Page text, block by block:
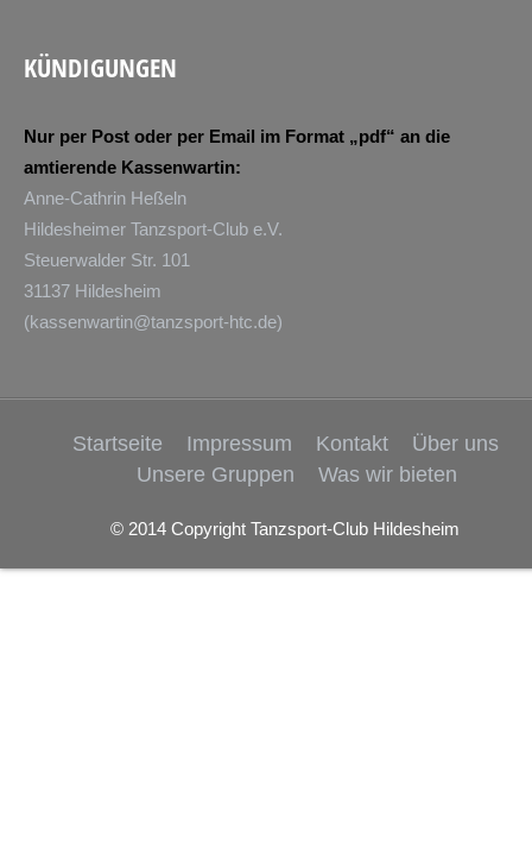
KÜNDIGUNGEN
Nur per Post oder per Email im Format „pdf“ an die
amtierende Kassenwartin:
Anne-Cathrin Heßeln
Hildesheimer Tanzsport-Club e.V.
Steuerwalder Str. 101
31137 Hildesheim
(kassenwartin@tanzsport-htc.de)
Startseite Impressum Kontakt
Über uns
Unsere Gruppen
Was wir bieten
© 2014 Copyright Tanzsport-Club Hildesheim